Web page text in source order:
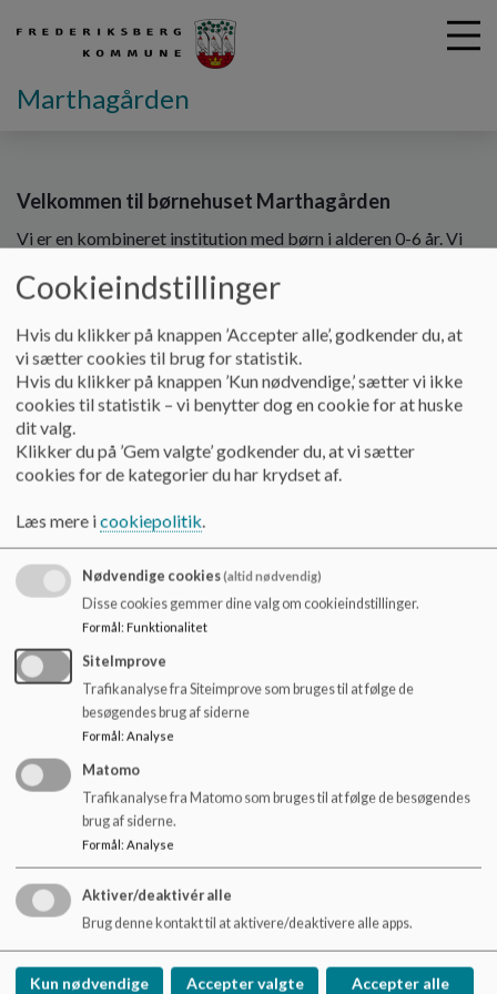
i
d
Marthagården
Velkommen til børnehuset Marthagården
Vi er en kombineret institution med børn i alderen 0-6 år. Vi
menneskesyn, og derfor lægger vi vægt på, at alle børn har
samme værdi, og at de er noget særligt. Vi har plads til alle,
uanset religion og nationalitet. Vi har en vision om at skabe
børn med sundt selvværd gennem en bæredygtig pædagogik
og næstekærlighed i alle relationer. Dette gør vi bedst
gennem følgende værdier:Nærvær, ansvar, fællesskab og
nysgerrighed
Marthagården består af:
Vuggestuen, hvor vi er normeret til 45 vuggestuebørn 0-3
Børnehaven
år
Marthagården er en selvejende institution under
Diakonissestiftelsen. Læs mere om Marthagården og
Diakonissestiftelsen på
www.diakonissestiftelsen.dk/marthagaarden- eller læs
videre her på siden.
Åbningstider
Mandag - torsdag: 7-17
Fredag: 7.30-16.30
Marthagården
Peter Bangs Vej 10-12, 2000 Frederiksberg
Cookieindstillinger
Hvis du klikker på knappen ’Accepter alle’, godkender du, at
vi sætter cookies til brug for statistik.
Hvis du klikker på knappen ’Kun nødvendige,’ sætter vi ikke
cookies til statistik – vi benytter dog en cookie for at huske
dit valg.
Klikker du på ’Gem valgte’ godkender du, at vi sætter
cookies for de kategorier du har krydset af.
Læs mere icookiepolitik.
Nødvendige cookies(altid nødvendig)
Disse cookies gemmer dine valg om cookieindstillinger.
Formål: Funktionalitet
SiteImprove
Trafikanalyse fra Siteimprove som bruges til at følge de
besøgendes brug af siderne
Formål: Analyse
Matomo
Trafikanalyse fra Matomo som bruges til at følge de besøgendes
brug af siderne.
Formål: Analyse
Aktiver/deaktivér alle
Brug denne kontakt til at aktivere/deaktivere alle apps.
Kun nødvendige Accepter valgte Accepter alle